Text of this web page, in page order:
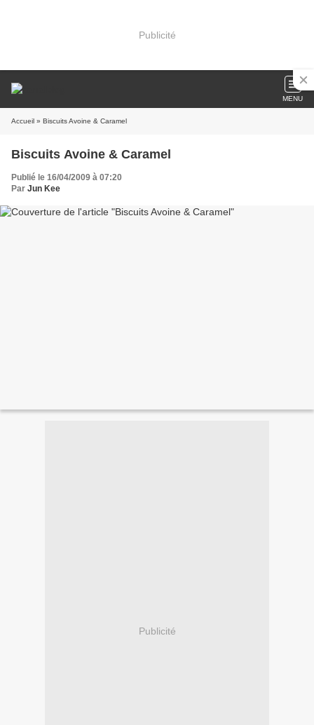
Publicité
MENU
Accueil » Biscuits Avoine & Caramel
Biscuits Avoine & Caramel
Publié le 16/04/2009 à 07:20
Par Jun Kee
Publicité